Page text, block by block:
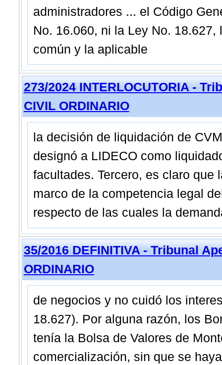
administradores ... el Código
No. 16.060, ni la Ley No.
común y la aplicable
273/2024 INTERLOCUTORIA -
CIVIL ORDINARIO
la decisión de liquidación de
designó a LIDECO como
facultades. Tercero, es claro que
marco de la competencia legal
respecto de las cuales la
35/2016 DEFINITIVA - Tribunal
ORDINARIO
de negocios y no cuidó los
18.627). Por alguna razón, los
tenía la Bolsa de Valores de
comercialización, sin que se